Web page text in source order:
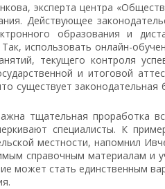
эксперта центра
Действующее
образования и
использовать онлайн-
текущего контроля
и итоговой
существует законодательная
тщательная проработка
специалисты. К
местности, напомнил
справочным материалам и
может стать единственным